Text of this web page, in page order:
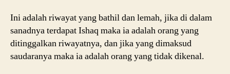
Ini adalah riwayat yang bathil dan lemah, jika di dalam
sanadnya terdapat Ishaq maka ia adalah orang yang
ditinggalkan riwayatnya, dan jika yang dimaksud
saudaranya maka ia adalah orang yang tidak dikenal.